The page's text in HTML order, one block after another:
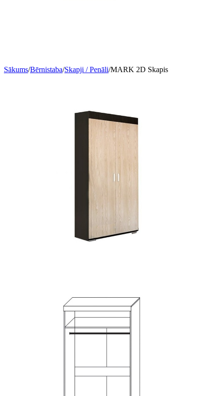
Sākums/Bērnistaba/Skapji / Penāli/MARK 2D Skapis